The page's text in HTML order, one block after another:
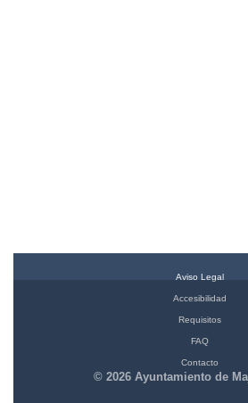
Aviso Legal
Accesibilidad
Requisitos
FAQ
Contacto
© 2026 Ayuntamiento de